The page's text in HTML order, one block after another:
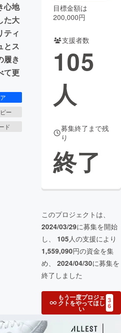
税machi-ya コミュニティ
心地
た大
ティ
とス
履き
て更
ー
ド
目標金額は
200,000円
支援者数
105
人
募集終了まで残
り
終了
このプロジェクトは、
2024/03/29に募集を開始
し、 105人の支援により
1,559,090円の資金を集
め、 2024/04/30に募集を
終了しました
もう一度プロジェ
クトをやってほし
い
3
6